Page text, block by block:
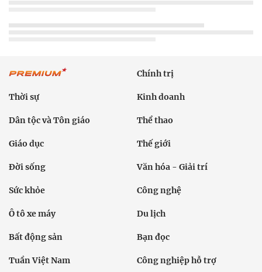
Chính trị
Thời sự Kinh doanh
Dân tộc và Tôn giáo Thể thao
Giáo dục Thế giới
Đời sống Văn hóa - Giải trí
Sức khỏe Công nghệ
Ô tô xe máy Du lịch
Bất động sản Bạn đọc
Tuần Việt Nam Công nghiệp hỗ trợ